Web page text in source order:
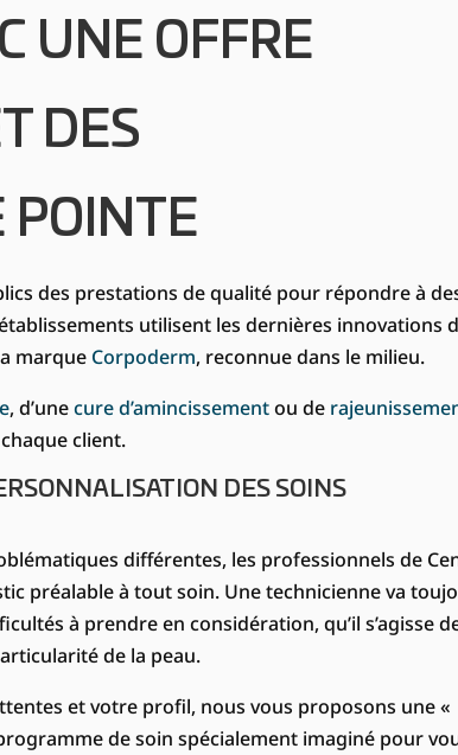
UNE OFFRE
DES
POINTE
des prestations de qualité pour répondre à
utilisent les dernières innovations
marque Corpoderm, reconnue dans le milieu.
, d’unecure d’amincissementou de
client.
DES SOINS
différentes, les professionnels de
préalable à tout soin. Une technicienne va
à prendre en considération, qu’il s’agisse
de la peau.
et votre profil, nous vous proposons une «
de soin spécialement imaginé pour